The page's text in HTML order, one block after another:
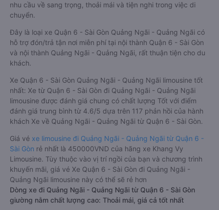
nhu cầu về sang trọng, thoải mái và tiện nghi trong việc di
chuyển.
Đây là loại xe Quận 6 - Sài Gòn Quảng Ngãi - Quảng Ngãi có
hỗ trợ đón/trả tận nơi miễn phí tại nội thành Quận 6 - Sài Gòn
và nội thành Quảng Ngãi - Quảng Ngãi, rất thuận tiện cho du
khách.
Xe Quận 6 - Sài Gòn Quảng Ngãi - Quảng Ngãi limousine tốt
nhất: Xe từ Quận 6 - Sài Gòn đi Quảng Ngãi - Quảng Ngãi
limousine được đánh giá chung có chất lượng Tốt với điểm
đánh giá trung bình từ 4.6/5 dựa trên 117 phản hồi của hành
khách Xe về Quảng Ngãi - Quảng Ngãi từ Quận 6 - Sài Gòn.
Giá vé xe limousine đi Quảng Ngãi - Quảng Ngãi từ Quận 6 -
Sài Gòn rẻ nhất là 450000VND của hãng xe Khang Vy
Limousine. Tùy thuộc vào vị trí ngồi của bạn và chương trình
khuyến mãi, giá vé Xe Quận 6 - Sài Gòn đi Quảng Ngãi -
Quảng Ngãi limousine này có thể sẽ rẻ hơn
Dòng xe đi Quảng Ngãi - Quảng Ngãi từ Quận 6 - Sài Gòn
giường nằm chất lượng cao: Thoải mái, giá cả tốt nhất